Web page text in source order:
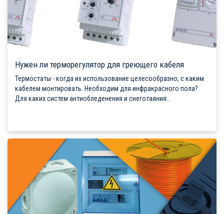
Нужен ли терморегулятор для греющего кабеля
Термостаты - когда их использование целесообразно, с каким
кабелем монтировать. Необходим для инфракрасного пола?
Для каких систем антиобледенения и снеготаяния...